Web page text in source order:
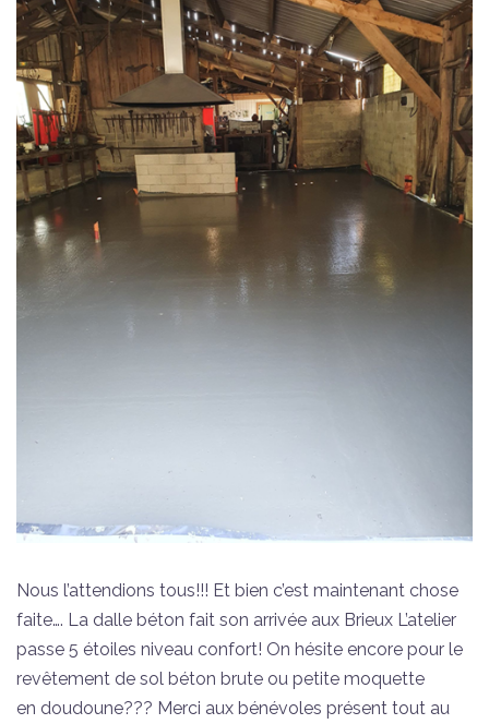
Nous l’attendions tous!!! Et bien c’est maintenant chose
faite…. La dalle béton fait son arrivée aux Brieux L’atelier
passe 5 étoiles niveau confort! On hésite encore pour le
revêtement de sol béton brute ou petite moquette
en doudoune??? Merci aux bénévoles présent tout au